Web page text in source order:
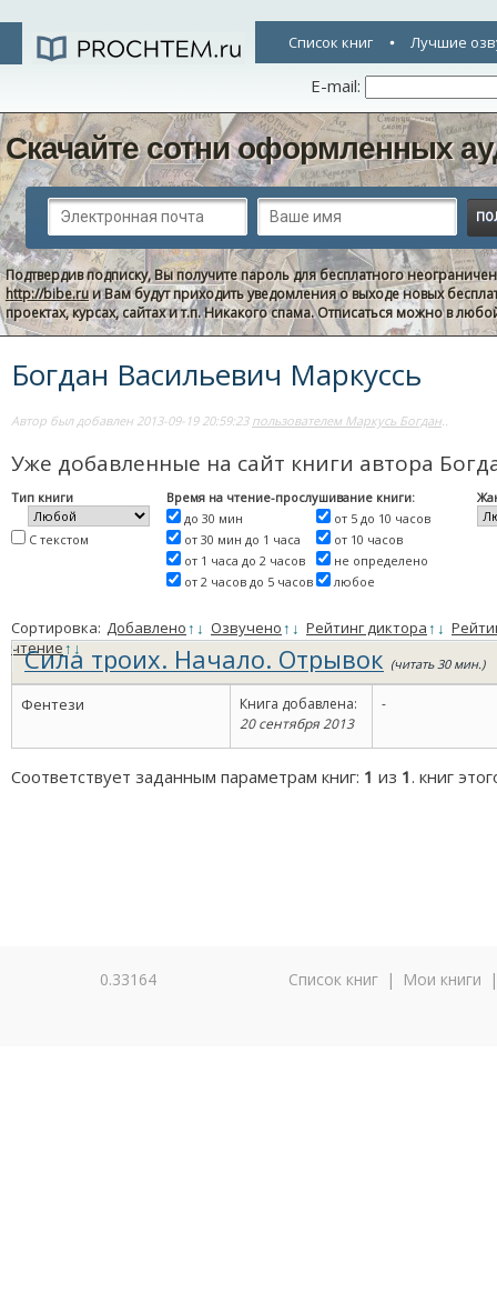
Список книг Лучшие
E-mail:
Скачайте сотни оформленных
Подтвердив подписку, Вы получите пароль для бесплатного
http://bibe.ruи Вам будут приходить уведомления о выходе новых
проектах, курсах, сайтах и т.п. Никакого спама. Отписаться можно в
Богдан Васильевич Маркуссь
Автор был добавлен 2013-09-19 20:59:23 пользователем Маркусь Богдан..
Уже добавленные на сайт книги автора
Тип книги
С текстом
Время на чтение-прослушивание книги:
до 30 мин
от 30 мин до 1 часа
от 1 часа до 2 часов
от 2 часов до 5 часов
от 5 до 10 часов
от 10 часов
не определено
любое
Сортировка: Добавлено↑ ↓ Озвучено↑ ↓ Рейтинг диктора↑ ↓
чтение↑↓
Сила троих. Начало. Отрывок (читать 30 мин.)
Фентези
Книга добавлена:
20 сентября 2013
-
Соответствует заданным параметрам книг: 1 из 1. книг
0.33164 Список книг | Мои книги |